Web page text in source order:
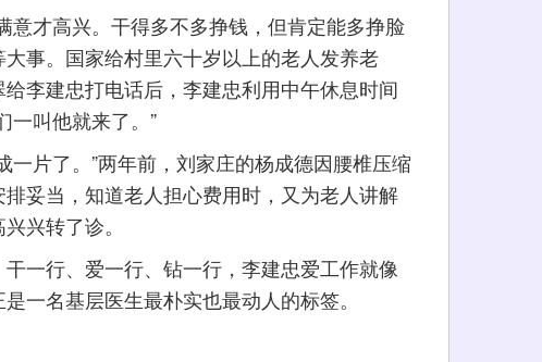
才高兴。干得多不多挣钱，但肯定能多挣脸
事。国家给村里六十岁以上的老人发养老
李建忠打电话后，李建忠利用中午休息时间
一叫他就来了。”
片了。”两年前，刘家庄的杨成德因腰椎压缩
妥当，知道老人担心费用时，又为老人讲解
兴转了诊。
行、爱一行、钻一行，李建忠爱工作就像
一名基层医生最朴实也最动人的标签。